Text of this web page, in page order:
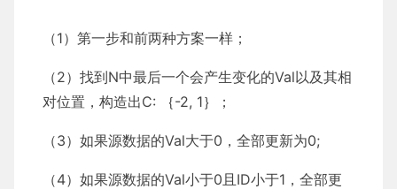
（1）第一步和前两种方案一样；
（2）找到N中最后一个会产生变化的Val以及其相
对位置，构造出C: ｛-2, 1｝；
（3）如果源数据的Val大于0，全部更新为0;
（4）如果源数据的Val小于0且ID小于1，全部更